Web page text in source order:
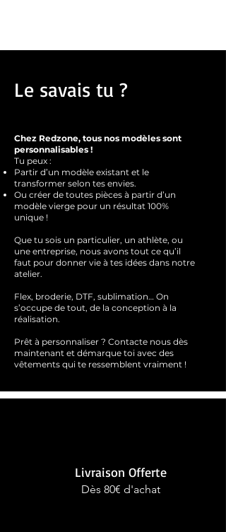
Le savais tu ?
Chez Redzone, tous nos modèles sont
personnalisables !
Tu peux :
Partir d’un modèle existant et le
transformer selon tes envies.
Ou créer de toutes pièces à partir d’un
modèle vierge pour un résultat 100%
unique !
Que tu sois un particulier, un athlète, ou
une entreprise, nous avons tout ce qu’il
faut pour donner vie à tes idées dans notre
atelier.
Flex, broderie, DTF, sublimation… On
s’occupe de tout, de la conception à la
réalisation.
Prêt à personnaliser ? Contacte nous dès
maintenant et démarque toi avec des
vêtements qui te ressemblent vraiment !
Livraison Offerte
Dès 80€ d'achat